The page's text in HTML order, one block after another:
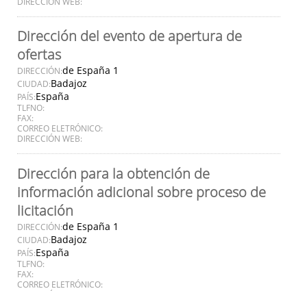
Dirección del evento de apertura de
ofertas
DIRECCIÓN:de España 1
CIUDAD:Badajoz
PAÍS:España
TLFNO:
FAX:
CORREO ELETRÓNICO:
DIRECCIÓN WEB:
Dirección para la obtención de
información adicional sobre proceso de
licitación
DIRECCIÓN:de España 1
CIUDAD:Badajoz
PAÍS:España
TLFNO:
FAX:
CORREO ELETRÓNICO: